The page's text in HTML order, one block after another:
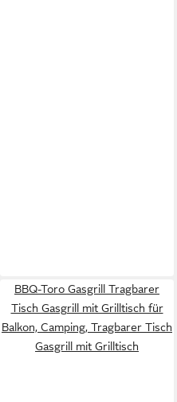
BBQ-Toro Gasgrill Tragbarer
Tisch Gasgrill mit Grilltisch für
Balkon, Camping, Tragbarer Tisch
Gasgrill mit Grilltisch